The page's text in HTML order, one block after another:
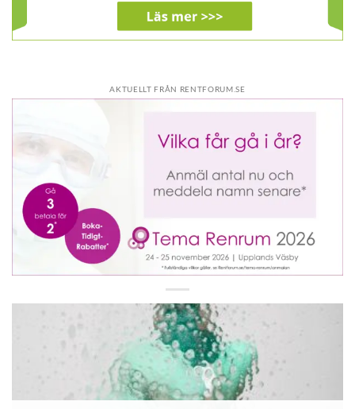
AKTUELLT FRÅN RENTFORUM.SE